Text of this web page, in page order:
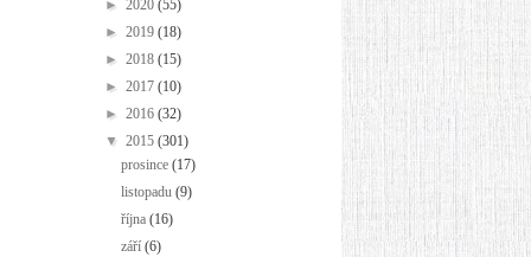
► 2020 (55)
► 2019 (18)
► 2018 (15)
► 2017 (10)
► 2016 (32)
▼ 2015 (301)
prosince(17)
listopadu(9)
října(16)
září(6)